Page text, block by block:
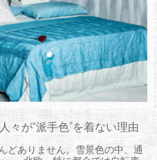
々が“派手色”を着ない理由
どありません。雪景色の中、通